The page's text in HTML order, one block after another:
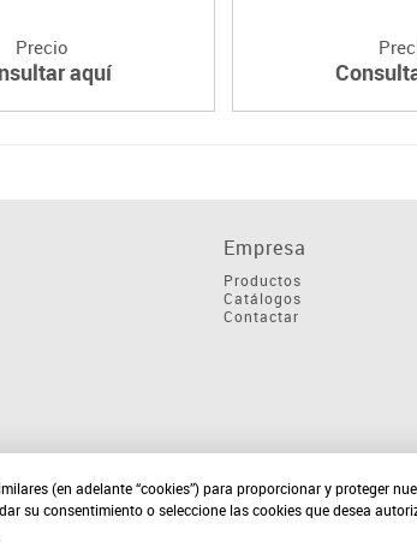
Precio
aquí
Empresa
Productos
Catálogos
Contactar
(en adelante “cookies”) para proporcionar y proteger
su consentimiento o seleccione las cookies que desea